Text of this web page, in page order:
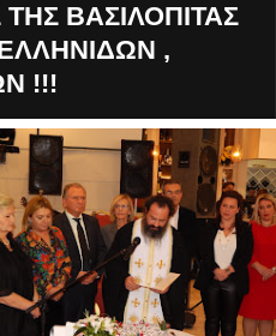
ΒΑΣΙΛΟΠΙΤΑΣ
,
!!!